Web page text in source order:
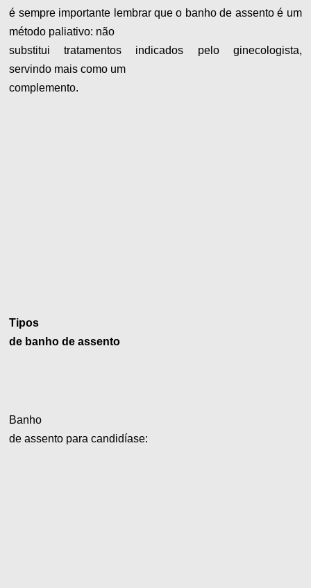
é sempre importante lembrar que o banho de assento é um
método paliativo: não
substitui tratamentos indicados pelo ginecologista,
servindo mais como um
complemento.
Tipos
de banho de assento
Banho
de assento para candidíase: